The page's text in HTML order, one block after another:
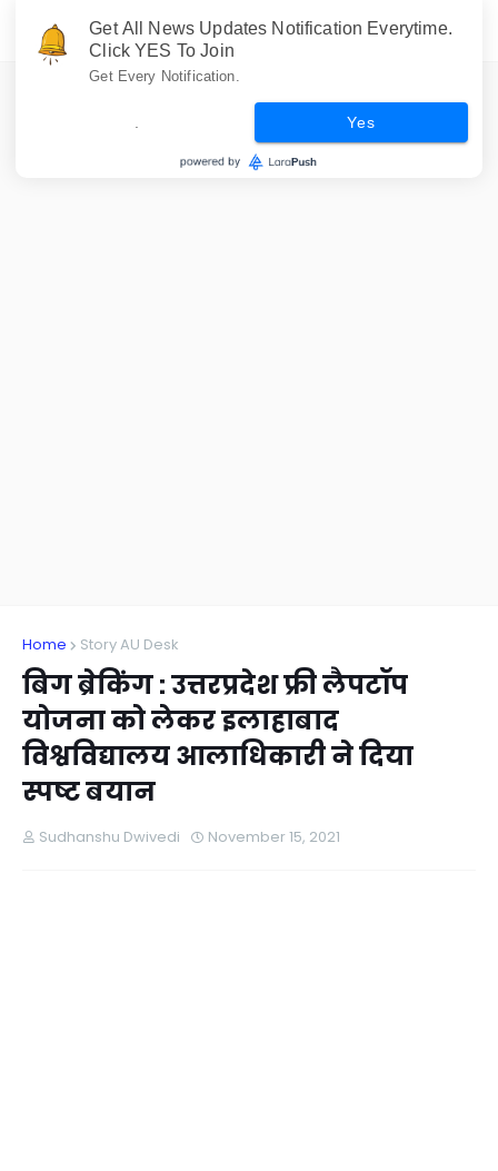
Home Story AU Desk
बिग ब्रेकिंग : उत्तरप्रदेश फ्री लैपटॉप
योजना को लेकर इलाहाबाद
विश्वविद्यालय आलाधिकारी ने दिया
स्पष्ट बयान
Sudhanshu Dwivedi November 15, 2021
Get All News Updates Notification Everytime.
Click YES To Join
Get Every Notification.
Yes